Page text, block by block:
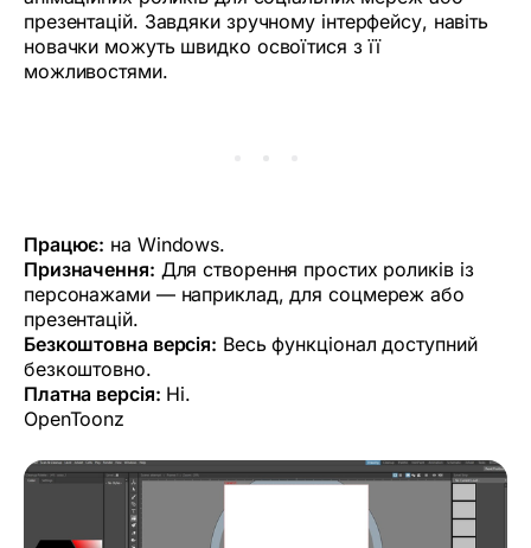
презентацій. Завдяки зручному інтерфейсу, навіть
новачки можуть швидко освоїтися з її
можливостями.
Працює: на Windows.
Призначення: Для створення простих роликів із
персонажами — наприклад, для соцмереж або
презентацій.
Безкоштовна версія: Весь функціонал доступний
безкоштовно.
Платна версія: Ні.
OpenToonz